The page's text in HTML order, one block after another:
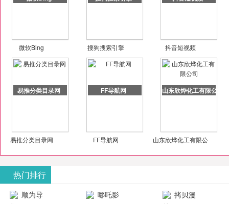
微软Bing 搜狗搜索引擎 抖音短视频
易推分类目录网
易推分类目录网
FF导航网
FF导航网
山东欣烨化工有限公司
山东欣烨化工有限公
热门排行
顺为导
哪吒影
拷贝漫